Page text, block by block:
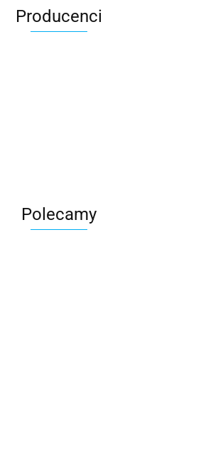
Producenci
Polecamy